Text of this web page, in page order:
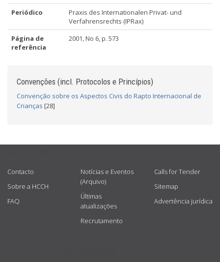
Periódico
Praxis des Internationalen Privat- und
Verfahrensrechts (IPRax)
Página de
referência
2001, No 6, p. 573
Convenções (incl. Protocolos e Princípios)
Convenção sobre os Aspectos Civis do Rapto Internacional de
Crianças [28]
Contacto
Sobre a HCCH
FAQ
Notícias e Eventos
(Arquivo)
Últimas
atualizações
Recrutamento
Calls for Tender
Sitemap
Advertência jurídica